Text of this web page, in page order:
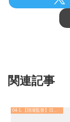
関連記事
04-1.【現場監督】日記・実務 他